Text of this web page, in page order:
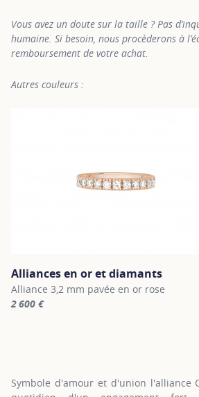
Vous avez un doute sur la taille ? Pas
humaine. Si besoin, nous procèderons à
remboursement de votre achat.
Autres couleurs :
Alliances en or et diamants
Alliance 3,2 mm pavée en or rose
2 600 €
Symbole d'amour et d'union l'alliance